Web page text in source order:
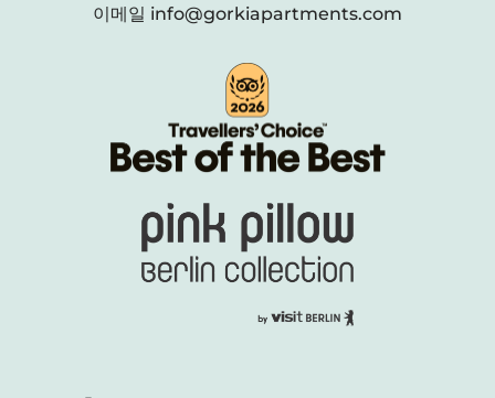
이메일 info@gorkiapartments.com